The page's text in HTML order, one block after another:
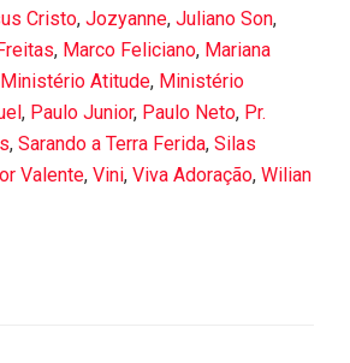
Cristo, Jozyanne, Juliano Son,
, Marco Feliciano, Mariana
Ministério Atitude, Ministério
, Paulo Junior, Paulo Neto, Pr.
, Sarando a Terra Ferida, Silas
Valente, Vini, Viva Adoração, Wilian